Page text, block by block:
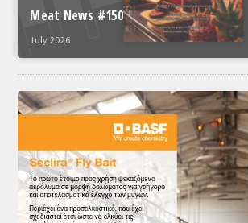
Meat News #150
July 2026